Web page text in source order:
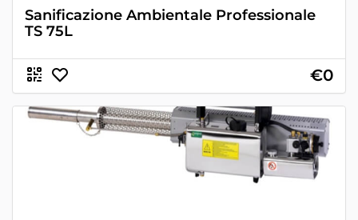
Sanificazione Ambientale Professionale
TS 75L
€0